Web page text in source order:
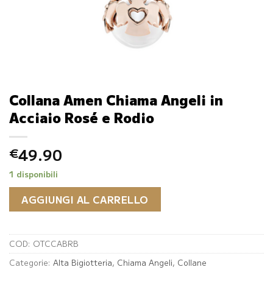
Collana Amen Chiama Angeli in
Acciaio Rosé e Rodio
€49.90
1 disponibili
AGGIUNGI AL CARRELLO
COD: OTCCABRB
Categorie: Alta Bigiotteria, Chiama Angeli, Collane